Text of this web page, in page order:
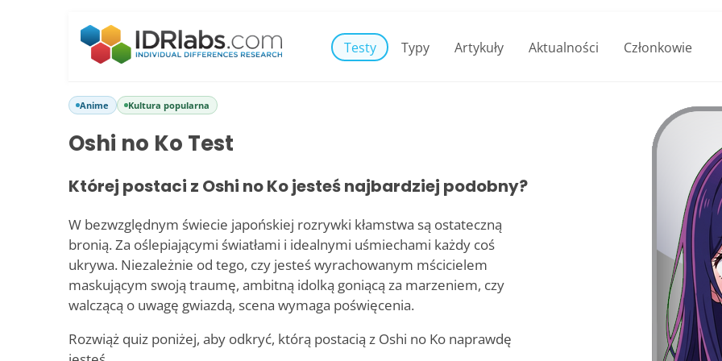
Testy Typy Artykuły Aktualności Członkowie
Anime Kultura popularna
Oshi no Ko Test
Której postaci z Oshi no Ko jesteś najbardziej podobny?
W bezwzględnym świecie japońskiej rozrywki kłamstwa są ostateczną
bronią. Za oślepiającymi światłami i idealnymi uśmiechami każdy coś
ukrywa. Niezależnie od tego, czy jesteś wyrachowanym mścicielem
maskującym swoją traumę, ambitną idolką goniącą za marzeniem, czy
walczącą o uwagę gwiazdą, scena wymaga poświęcenia.
Rozwiąż quiz poniżej, aby odkryć, którą postacią z Oshi no Ko naprawdę